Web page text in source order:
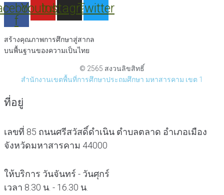
f
Youtube
Instagram
Twitter
สร้างคุณภาพการศึกษาสู่สากล
บนพื้นฐานของความเป็นไทย
© 2565 สงวนลิขสิทธิ์
สำนักงานเขตพื้นที่การศึกษาประถมศึกษา มหาสารคาม เขต 1
ที่อยู่
เลขที่ 85 ถนนศรีสวัสดิ์ดำเนิน ตำบลตลาด อำเภอเมือง
จังหวัดมหาสารคาม 44000
ให้บริการ วันจันทร์ - วันศุกร์
เวลา 8.30 น. - 16.30 น.